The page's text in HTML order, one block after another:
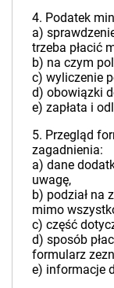
4. Podatek
a)
trzeba płacić
b) na czym
c) wyliczenie
d) obowiązki
e) zapłata i
5. Przegląd
zagadnienia:
a) dane
uwagę,
b) podział na
mimo
c) część
d) sposób
formularz
e) informacje